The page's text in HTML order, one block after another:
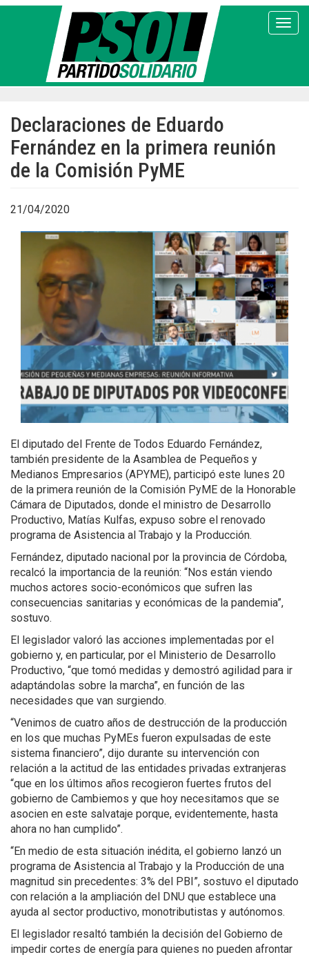
Pasar
Declaraciones de Eduardo
Fernández en la primera reunión
de la Comisión PyME
21/04/2020
El diputado del Frente de Todos Eduardo Fernández,
también presidente de la Asamblea de Pequeños y
Medianos Empresarios (APYME), participó este lunes 20
de la primera reunión de la Comisión PyME de la Honorable
Cámara de Diputados, donde el ministro de Desarrollo
Productivo, Matías Kulfas, expuso sobre el renovado
programa de Asistencia al Trabajo y la Producción.
Fernández, diputado nacional por la provincia de Córdoba,
recalcó la importancia de la reunión: “Nos están viendo
muchos actores socio-económicos que sufren las
consecuencias sanitarias y económicas de la pandemia”,
sostuvo.
El legislador valoró las acciones implementadas por el
gobierno y, en particular, por el Ministerio de Desarrollo
Productivo, “que tomó medidas y demostró agilidad para ir
adaptándolas sobre la marcha”, en función de las
necesidades que van surgiendo.
“Venimos de cuatro años de destrucción de la producción
en los que muchas PyMEs fueron expulsadas de este
sistema financiero”, dijo durante su intervención con
relación a la actitud de las entidades privadas extranjeras
“que en los últimos años recogieron fuertes frutos del
gobierno de Cambiemos y que hoy necesitamos que se
asocien en este salvataje porque, evidentemente, hasta
ahora no han cumplido”.
“En medio de esta situación inédita, el gobierno lanzó un
programa de Asistencia al Trabajo y la Producción de una
magnitud sin precedentes: 3% del PBI”, sostuvo el diputado
con relación a la ampliación del DNU que establece una
ayuda al sector productivo, monotributistas y autónomos.
El legislador resaltó también la decisión del Gobierno de
impedir cortes de energía para quienes no pueden afrontar